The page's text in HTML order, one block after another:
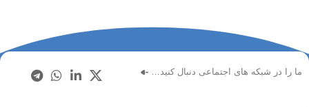
ما را در شبکه های اجتماعی دنبال کنید…